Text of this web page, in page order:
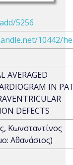
5256
10442/
AVERAGED
IN
DEFECTS
Κωνσταντίνος
Αθανάσιος)